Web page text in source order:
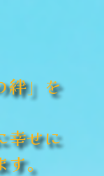
絆」を
幸せに
。